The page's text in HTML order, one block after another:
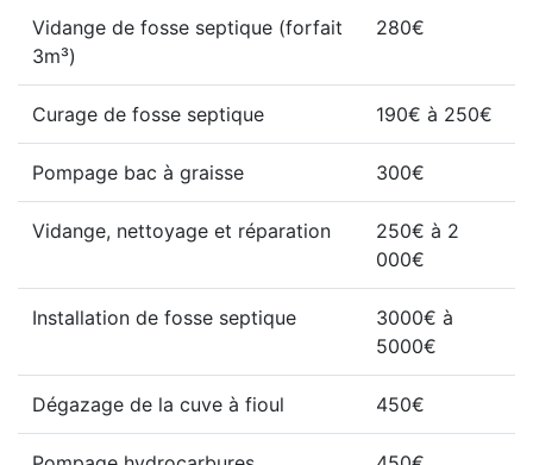
Vidange de fosse septique (forfait
3m³)
280€
Curage de fosse septique 190€ à 250€
Pompage bac à graisse 300€
Vidange, nettoyage et réparation
250€ à 2
000€
Installation de fosse septique
3000€ à
5000€
Dégazage de la cuve à fioul 450€